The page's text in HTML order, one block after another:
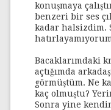
konuşmaya
benzeri bir ses
kadar halsizdim.
Bacaklarımdaki
açtığımda
görmüştüm. Ne
kaç olmuştu?
Sonra yine